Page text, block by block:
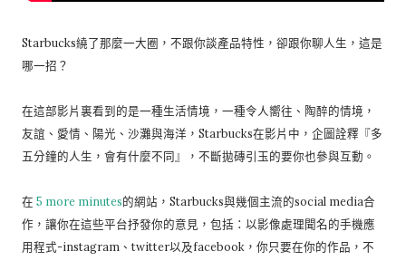
Starbucks繞了那麼一大圈，不跟你談產品特性，卻跟你聊人生，這是
哪一招？
在這部影片裏看到的是一種生活情境，一種令人嚮往、陶醉的情境，
友誼、愛情、陽光、沙灘與海洋，Starbucks在影片中，企圖詮釋『多
五分鐘的人生，會有什麼不同』，不斷拋磚引玉的要你也參與互動。
在 5 more minutes的網站，Starbucks與幾個主流的social media合
作，讓你在這些平台抒發你的意見，包括：以影像處理聞名的手機應
用程式-instagram、twitter以及facebook，你只要在你的作品，不